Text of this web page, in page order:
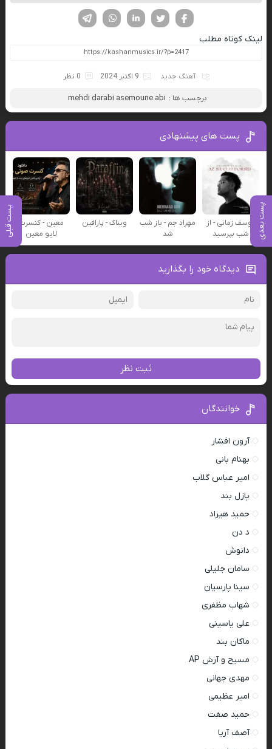
پست بعدی پست قبلی
لینکدین تویتر
فیسوک
لینک کوتاه مطلب
آهنگ جدید 9 اکتبر 2024 0 نظر
برچسب ها : mehdi darabi asemoune abi
پست های پیشنهادی
یوسف زمانی - از
شب بپرسید
مهراد جم - باز شب
شد
ویناک - پارافین
معین - کنسرت
لایو معین
دیدگاه خود را بگذارید
ثبت نظر
خوانندگان
آرون افشار
بهنام بانی
امیر عباس گلاب
پازل بند
حمید هیراد
د دن
دانوش
سامان جلیلی
سینا پارسیان
شهاب مظفری
علی یاسینی
ماکان بند
مسیح و آرش AP
مهدی جهانی
امیر عظیمی
حمید صفت
آصف آریا